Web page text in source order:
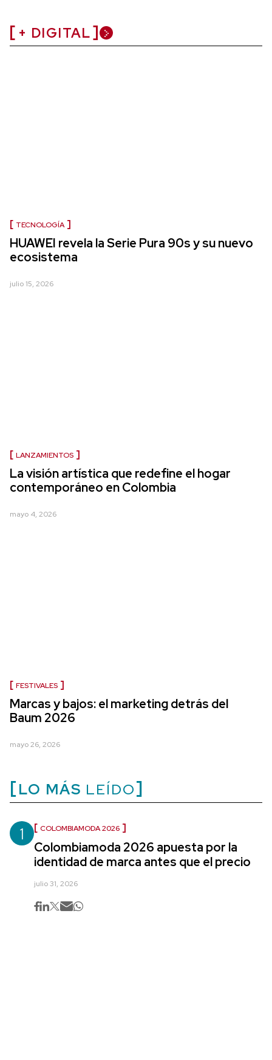
+ DIGITAL
TECNOLOGÍA
HUAWEI revela la Serie Pura 90s y su nuevo
ecosistema
julio 15, 2026
LANZAMIENTOS
La visión artística que redefine el hogar
contemporáneo en Colombia
mayo 4, 2026
FESTIVALES
Marcas y bajos: el marketing detrás del
Baum 2026
mayo 26, 2026
LO MÁS LEÍDO
1 COLOMBIAMODA 2026
Colombiamoda 2026 apuesta por la
identidad de marca antes que el precio
julio 31, 2026